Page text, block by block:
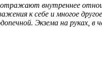
внутреннее
к себе и многое
Экзема на руках, в